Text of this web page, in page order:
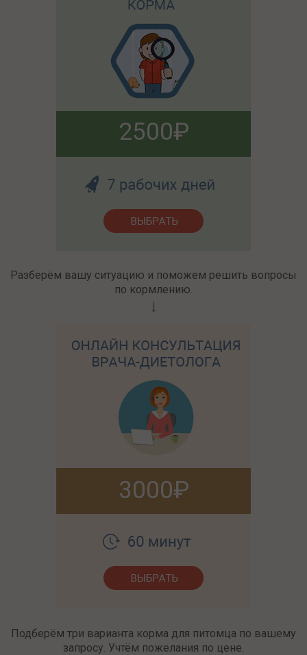
2500
Разберём вашу ситуацию и поможем решить вопросы
по кормлению.
3000
Подберём три варианта корма для питомца по вашему
запросу. Учтём пожелания по цене.